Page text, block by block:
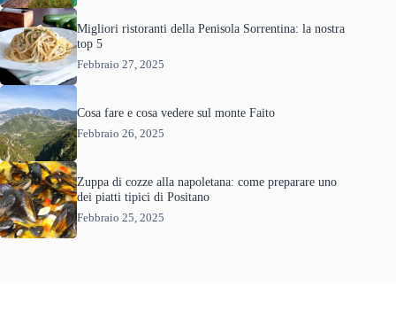
Migliori ristoranti della Penisola Sorrentina: la nostra
top 5
Febbraio 27, 2025
Cosa fare e cosa vedere sul monte Faito
Febbraio 26, 2025
Zuppa di cozze alla napoletana: come preparare uno
dei piatti tipici di Positano
Febbraio 25, 2025